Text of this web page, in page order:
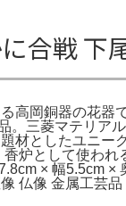
合戦 下
高岡銅器の花器
。三菱マテリア
題材としたユ
炉として使わ
× 幅5.5cm
仏像 金属工芸